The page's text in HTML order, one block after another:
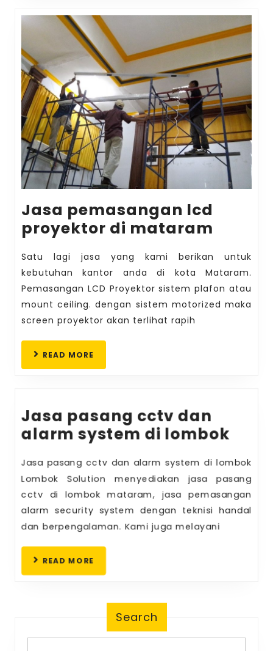
Jasa pemasangan lcd
proyektor di mataram
lcd
di
Satu lagi jasa yang kami berikan untuk
kebutuhan kantor anda di kota Mataram.
Pemasangan LCD Proyektor sistem plafon atau
mount ceiling. dengan sistem motorized maka
screen proyektor akan terlihat rapih
READ MORE
Jasa pasang cctv dan
alarm system di lombok
cctv
dan
Jasa pasang cctv dan alarm system di lombok
Lombok Solution menyediakan jasa pasang
cctv di lombok mataram, jasa pemasangan
alarm security system dengan teknisi handal
dan berpengalaman. Kami juga melayani
READ MORE
Search